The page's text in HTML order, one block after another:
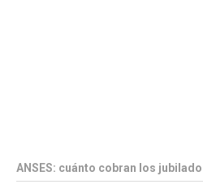
ANSES: cuánto cobran los